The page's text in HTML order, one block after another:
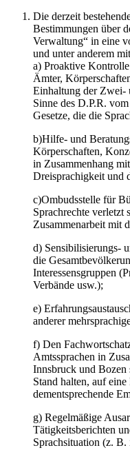
Die derzeit
Bestimmungen über
Verwaltung“ in eine
und unter anderem
a) Proaktive
Ämter,
Einhaltung der Zwei-
Sinne des D.P.R.
Gesetze, die die
b)Hilfe- und
Körperschaften,
in Zusammenhang
Dreisprachigkeit und
c)Ombudsstelle für
Sprachrechte verletzt
Zusammenarbeit mit
d) Sensibilisierungs-
die
Interessensgruppen
Verbände usw.);
e)
anderer
f) Den
Amtssprachen in
Innsbruck und Bozen
Stand halten, auf
dementsprechende
g) Regelmäßige
Tätigkeitsberichten
Sprachsituation (z.